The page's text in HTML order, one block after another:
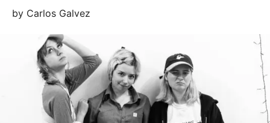
by Carlos Galvez